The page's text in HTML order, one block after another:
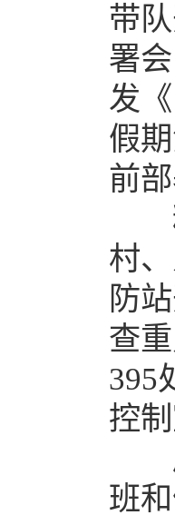
带
署
发
假
前
精
村
防
查
395
控
严
班